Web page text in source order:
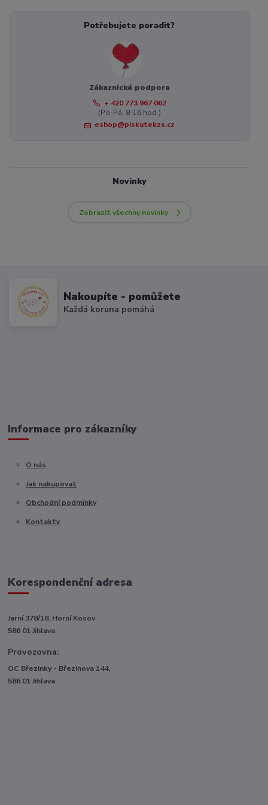
Potřebujete poradit?
Zákaznická podpora
+ 420 773 967 062
(Po-Pá, 8-16 hod.)
eshop@piskutekzs.cz
Novinky
Zobrazit všechny novinky
Nakoupíte - pomůžete
Každá koruna pomáhá
Informace pro zákazníky
O nás
Jak nakupovat
Obchodní podmínky
Kontakty
Korespondenční adresa
Jarní 378/18, Horní Kosov
586 01 Jihlava
Provozovna:
OC Březinky - Březinova 144,
586 01 Jihlava